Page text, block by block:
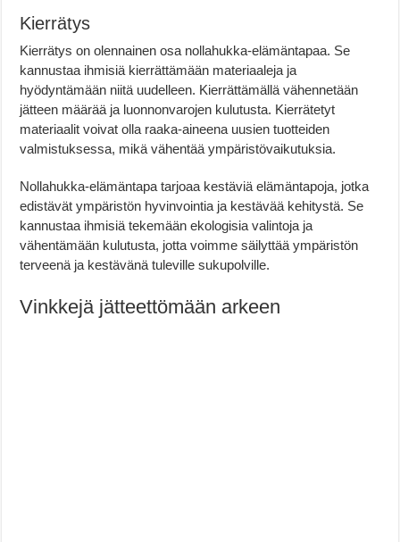
Kierrätys
Kierrätys on olennainen osa nollahukka-elämäntapaa. Se
kannustaa ihmisiä kierrättämään materiaaleja ja
hyödyntämään niitä uudelleen. Kierrättämällä vähennetään
jätteen määrää ja luonnonvarojen kulutusta. Kierrätetyt
materiaalit voivat olla raaka-aineena uusien tuotteiden
valmistuksessa, mikä vähentää ympäristövaikutuksia.
Nollahukka-elämäntapa tarjoaa kestäviä elämäntapoja, jotka
edistävät ympäristön hyvinvointia ja kestävää kehitystä. Se
kannustaa ihmisiä tekemään ekologisia valintoja ja
vähentämään kulutusta, jotta voimme säilyttää ympäristön
terveenä ja kestävänä tuleville sukupolville.
Vinkkejä jätteettömään arkeen